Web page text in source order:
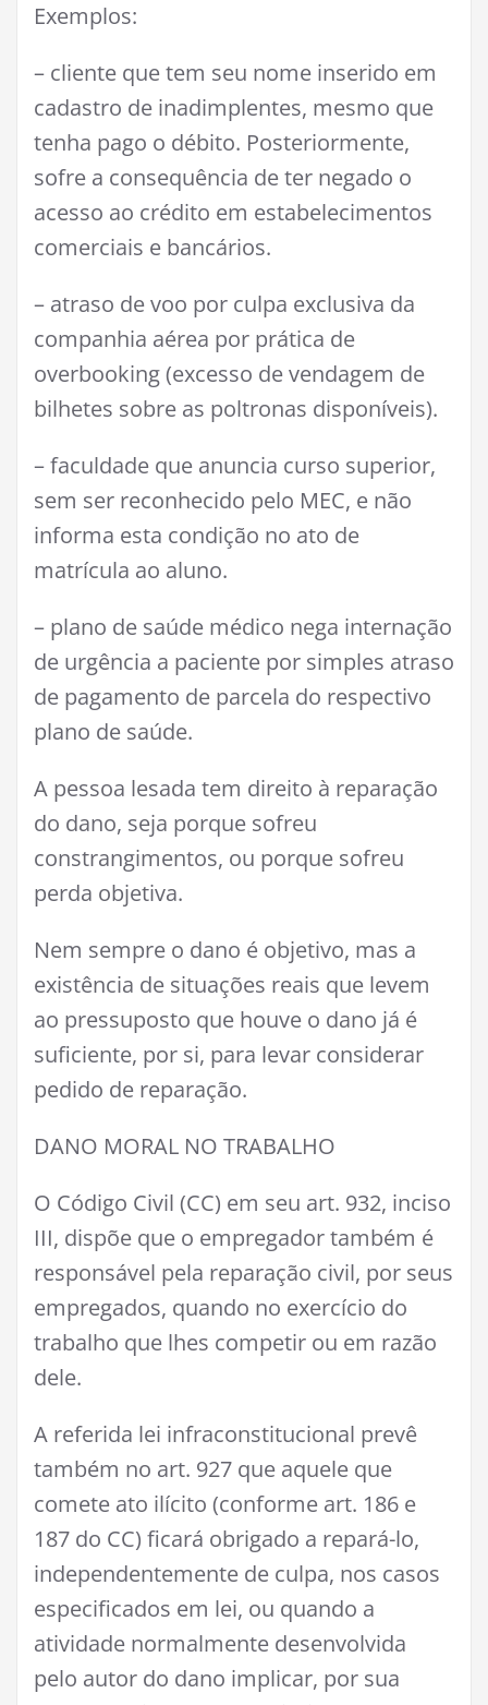
Exemplos:
– cliente que tem seu nome inserido em
cadastro de inadimplentes, mesmo que
tenha pago o débito. Posteriormente,
sofre a consequência de ter negado o
acesso ao crédito em estabelecimentos
comerciais e bancários.
– atraso de voo por culpa exclusiva da
companhia aérea por prática de
overbooking (excesso de vendagem de
bilhetes sobre as poltronas disponíveis).
– faculdade que anuncia curso superior,
sem ser reconhecido pelo MEC, e não
informa esta condição no ato de
matrícula ao aluno.
– plano de saúde médico nega internação
de urgência a paciente por simples atraso
de pagamento de parcela do respectivo
plano de saúde.
A pessoa lesada tem direito à reparação
do dano, seja porque sofreu
constrangimentos, ou porque sofreu
perda objetiva.
Nem sempre o dano é objetivo, mas a
existência de situações reais que levem
ao pressuposto que houve o dano já é
suficiente, por si, para levar considerar
pedido de reparação.
DANO MORAL NO TRABALHO
O Código Civil (CC) em seu art. 932, inciso
III, dispõe que o empregador também é
responsável pela reparação civil, por seus
empregados, quando no exercício do
trabalho que lhes competir ou em razão
dele.
A referida lei infraconstitucional prevê
também no art. 927 que aquele que
comete ato ilícito (conforme art. 186 e
187 do CC) ficará obrigado a repará-lo,
independentemente de culpa, nos casos
especificados em lei, ou quando a
atividade normalmente desenvolvida
pelo autor do dano implicar, por sua